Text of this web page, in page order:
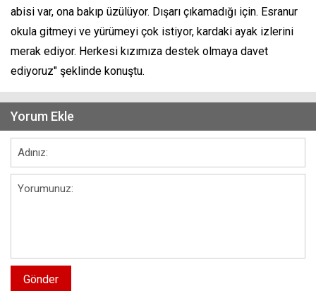
abisi var, ona bakıp üzülüyor. Dışarı çıkamadığı için. Esranur
okula gitmeyi ve yürümeyi çok istiyor, kardaki ayak izlerini
merak ediyor. Herkesi kızımıza destek olmaya davet
ediyoruz" şeklinde konuştu.
Yorum Ekle
Gönder